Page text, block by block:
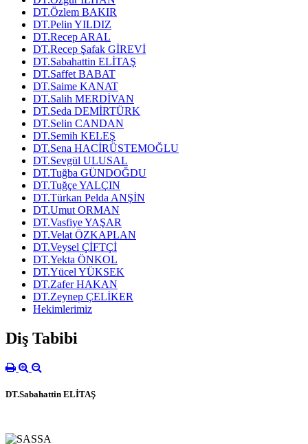
DT.Özlem BAKIR
DT.Pelin YILDIZ
DT.Recep ARAL
DT.Recep Şafak GİREVİ
DT.Sabahattin ELİTAŞ
DT.Saffet BABAT
DT.Saime KANAT
DT.Salih MERDİVAN
DT.Seda DEMİRTÜRK
DT.Selin CANDAN
DT.Semih KELEŞ
DT.Sena HACİRÜSTEMOĞLU
DT.Sevgül ULUSAL
DT.Tuğba GÜNDOĞDU
DT.Tuğçe YALÇIN
DT.Türkan Pelda ANŞİN
DT.Umut ORMAN
DT.Vasfiye YAŞAR
DT.Velat ÖZKAPLAN
DT.Veysel ÇİFTÇİ
DT.Yekta ÖNKOL
DT.Yücel YÜKSEK
DT.Zafer HAKAN
DT.Zeynep ÇELİKER
Hekimlerimiz
Diş Tabibi
DT.Sabahattin ELİTAŞ